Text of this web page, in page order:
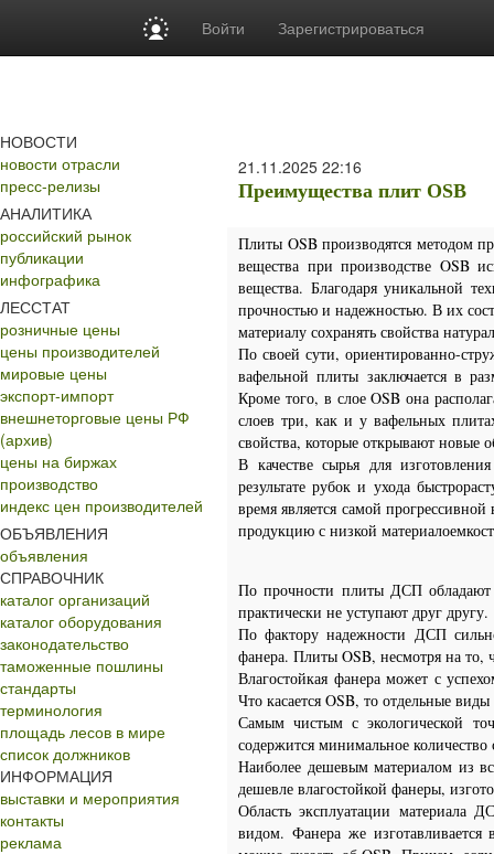
Войти Зарегистрироваться
НОВОСТИ
новости отрасли
пресс-релизы
АНАЛИТИКА
российский рынок
публикации
инфографика
ЛЕССТАТ
розничные цены
цены производителей
мировые цены
экспорт-импорт
внешнеторговые цены РФ
(архив)
цены на биржах
производство
индекс цен производителей
ОБЪЯВЛЕНИЯ
объявления
СПРАВОЧНИК
каталог организаций
каталог оборудования
законодательство
таможенные пошлины
стандарты
терминология
площадь лесов в мире
список должников
ИНФОРМАЦИЯ
выставки и мероприятия
контакты
реклама
21.11.2025 22:16
Преимущества плит OSB
Плиты OSB производятся методом
вещества при производстве OSB
вещества. Благодаря уникальной
прочностью и надежностью. В их
материалу сохранять свойства
По своей сути, ориентированно-
вафельной плиты заключается в
Кроме того, в слое OSB она
слоев три, как и у вафельных
свойства, которые открывают новые
В качестве сырья для
результате рубок и ухода
время является самой
продукцию с низкой
По прочности плиты ДСП обладают
практически не уступают друг другу.
По фактору надежности ДСП
фанера. Плиты OSB, несмотря на то,
Влагостойкая фанера может с
Что касается OSB, то отдельные
Самым чистым с экологической
содержится минимальное
Наиболее дешевым материалом из
дешевле влагостойкой фанеры,
Область эксплуатации материала
видом. Фанера же изготавливается